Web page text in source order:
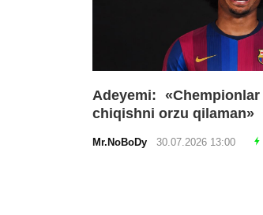
Adeyemi:
chiqishni orzu qilaman»
Mr.NoBoDy 30.07.2026 13:00